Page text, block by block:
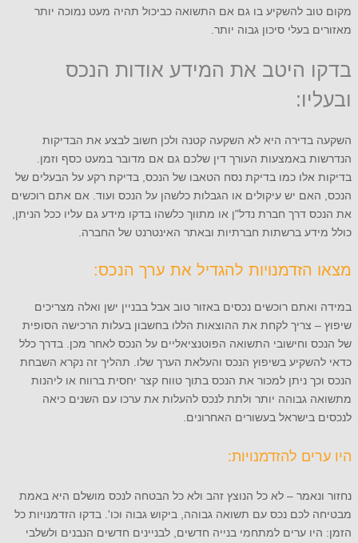
מקום טוב להשקיע בו גם אם התשואה כביכול תהיה מעט נמוכה יותר
מאזורים בעלי סיכון גבוה יותר.
בדקו היטב את המידע אודות הנכס
ובעליו:
השקעה בדירה היא לא השקעה קטנה ולכן חשוב לבצע את הבדיקות
הנדרשות באמצעות העורך דין שלכם גם אם מדובר במעט כסף וזמן.
בדיקות אלו כמו בדיקת נסח הטאבו של הנכס, בדיקת רקע על הבעלים של
הנכס, האם יש עיקולים או הגבלות כלשהן על הנכס ועוד. אם אתם רוכשים
את הנכס דרך חברת נדל"ן או מתווך כלשהו בדקו מידע גם עליו ככל הניתן,
כולל מידע ברשתות חברתיות ובאתר האינטרנט של החברה.
מצאו הזדמנויות להגדיל את ערך הנכס:
במידה ואתם רוכשים נכסים באזור טוב אבל בבניין ישן ואלה מצריכים
שיפוץ – צריך לקחת את ההוצאות הללו בחשבון בעלות הרכישה הסופית
של הנכס וחישובי התשואה הפוטנציאליים על הנכס לאחר מכן. בדרך כלל
כדאי להשקיע בשיפוץ הנכס והעלאת הערך שלו. תהליך זה נקרא השבחת
הנכס וכך ניתן למכור את הנכס בתוך טווח קצר יחסית ברווח או ליהנות
מתשואה גבוהה יותר ולתת לנכס להעלות את ערכו עם השנים כיאה
לנכסים בישראל בעשורים האחרונים.
היו ערים להזדמנויות:
נחזור ונאמר – לא כל הנוצץ זהב ולא כל הבטחה לנכס מושלם היא באמת
מבטיחה לכם נכס עם תשואה גבוהה, ביקוש גבוה וכו'. בדקו הזדמנויות כל
הזמן: היו ערים למתחמי בנייה חדשים, לבניינים חדשים הנבנים ולשלבי